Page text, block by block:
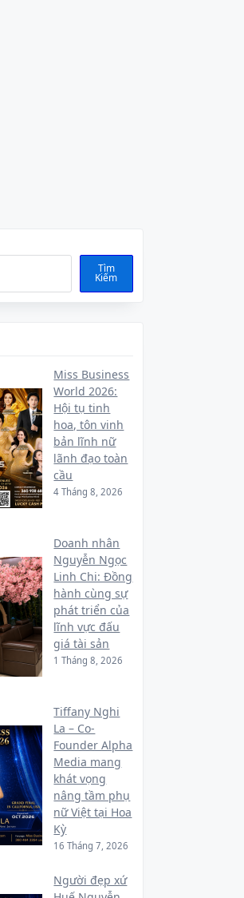
Tìm
Kiếm
Miss Business
World 2026:
Hội tụ tinh
hoa, tôn vinh
bản lĩnh nữ
lãnh đạo toàn
cầu
4 Tháng 8, 2026
Doanh nhân
Nguyễn Ngọc
Linh Chi: Đồng
hành cùng sự
phát triển của
lĩnh vực đấu
giá tài sản
1 Tháng 8, 2026
Tiffany Nghi
La – Co-
Founder Alpha
Media mang
khát vọng
nâng tầm phụ
nữ Việt tại Hoa
Kỳ
16 Tháng 7, 2026
Người đẹp xứ